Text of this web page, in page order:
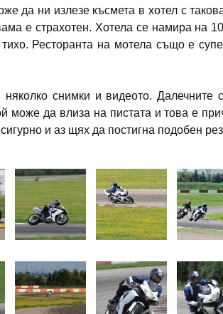
да ни излезе късмета в хотел с
е страхотен. Хотела се намира на
Ресторанта на мотела също е
няколко снимки и видеото.
може да влиза на пистата и това е
и аз щях да постигна подобен